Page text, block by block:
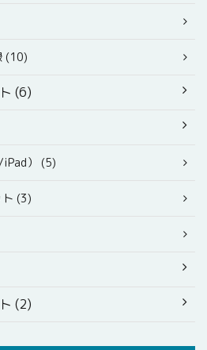
(10)
(6)
iPad） (5)
ト (3)
(2)